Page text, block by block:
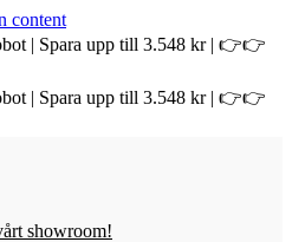
content
| Spara upp till 3.548 kr | 👉👉
| Spara upp till 3.548 kr | 👉👉
showroom!